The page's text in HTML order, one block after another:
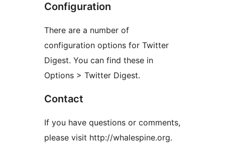
Configuration
There are a number of
configuration options for Twitter
Digest. You can find these in
Options > Twitter Digest.
Contact
If you have questions or comments,
please visit http://whalespine.org.